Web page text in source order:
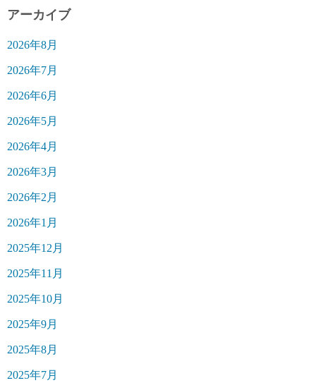
アーカイブ
2026年8月
2026年7月
2026年6月
2026年5月
2026年4月
2026年3月
2026年2月
2026年1月
2025年12月
2025年11月
2025年10月
2025年9月
2025年8月
2025年7月